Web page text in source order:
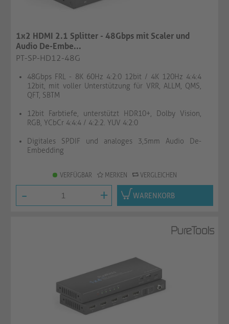
1x2 HDMI 2.1 Splitter - 48Gbps mit Scaler und
Audio De-Embe...
PT-SP-HD12-48G
48Gbps FRL - 8K 60Hz 4:2:0 12bit / 4K 120Hz 4:4:4
12bit, mit voller Unterstützung für VRR, ALLM, QMS,
QFT, SBTM
12bit Farbtiefe, unterstützt HDR10+, Dolby Vision,
RGB, YCbCr 4:4:4 / 4:2:2. YUV 4:2:0
Digitales SPDIF und analoges 3,5mm Audio De-
Embedding
VERFÜGBAR MERKEN VERGLEICHEN
- + WARENKORB